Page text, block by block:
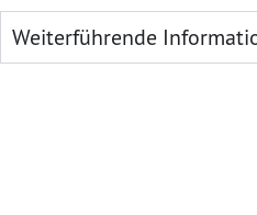
Weiterführende